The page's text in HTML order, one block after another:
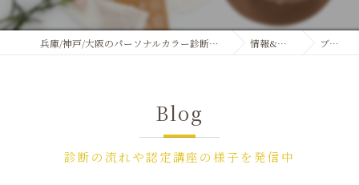
兵庫/神戸/大阪のパーソナルカラー診断ならVia Luna 情報&ブログ ブログ
Blog
診断の流れや認定講座の様子を発信中